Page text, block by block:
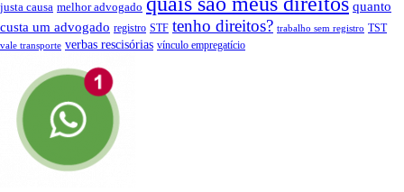
justa causa melhor advogado
quanto
custa um advogado registro STF tenho direitos? trabalho sem registro TST
vale transporte verbas rescisórias vínculo empregatício